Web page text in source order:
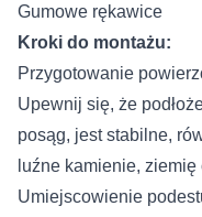
Gumowe rękawice
Kroki do montażu:
Przygotowanie
Upewnij się, że
posąg, jest stabilne,
luźne kamienie,
Umiejscowienie